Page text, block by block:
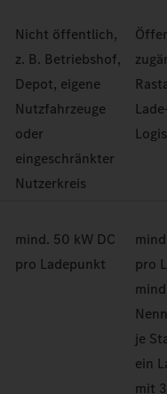
Nicht öffentlich,
z. B. Betriebshof,
Depot, eigene
Nutzfahrzeuge
oder
eingeschränkter
Nutzerkreis
mind. 50 kW DC
pro Ladepunkt
pro
je
ein
mit